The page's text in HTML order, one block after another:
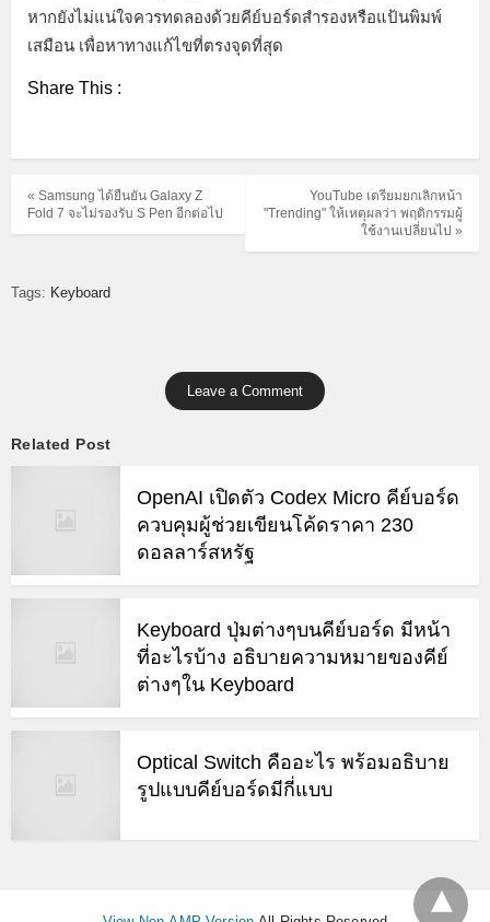
หากยังไม่แน่ใจควรทดลองด้วยคีย์บอร์ดสำรองหรือแป้นพิมพ์
เสมือน เพื่อหาทางแก้ไขที่ตรงจุดที่สุด
Share This :
YouTube เตรียมยกเลิกหน้า
"Trending" ให้เหตุผลว่า พฤติกรรมผู้
ใช้งานเปลี่ยนไป »
« Samsung ได้ยืนยัน Galaxy Z
Fold 7 จะไม่รองรับ S Pen อีกต่อไป
Tags: Keyboard
Leave a Comment
Related Post
OpenAI เปิดตัว Codex Micro คีย์บอร์ด
ควบคุมผู้ช่วยเขียนโค้ดราคา 230
ดอลลาร์สหรัฐ
Keyboard ปุ่มต่างๆบนคีย์บอร์ด มีหน้า
ที่อะไรบ้าง อธิบายความหมายของคีย์
ต่างๆใน Keyboard
Optical Switch คืออะไร พร้อมอธิบาย
รูปแบบคีย์บอร์ดมีกี่แบบ